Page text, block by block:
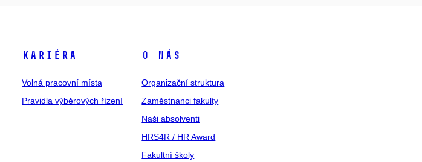
Kariéra
Volná pracovní místa
Pravidla výběrových řízení
O nás
Organizační struktura
Zaměstnanci fakulty
Naši absolventi
HRS4R / HR Award
Fakultní školy